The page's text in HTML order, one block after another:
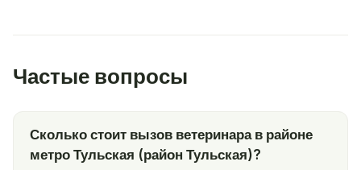
Частые вопросы
Сколько стоит вызов ветеринара в районе
метро Тульская (район Тульская)?